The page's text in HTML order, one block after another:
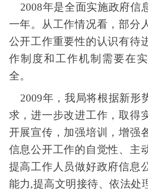
2008年是全面实施政府信
一年。从工作情况看，部分
公开工作重要性的认识有待
作制度和工作机制需要在
全。
2009年，我局将根据新形
求，进一步改进工作，取得
开展宣传，加强培训，增强
信息公开工作的自觉性、主
提高工作人员做好政府信息
能力,提高文明接待、依法处